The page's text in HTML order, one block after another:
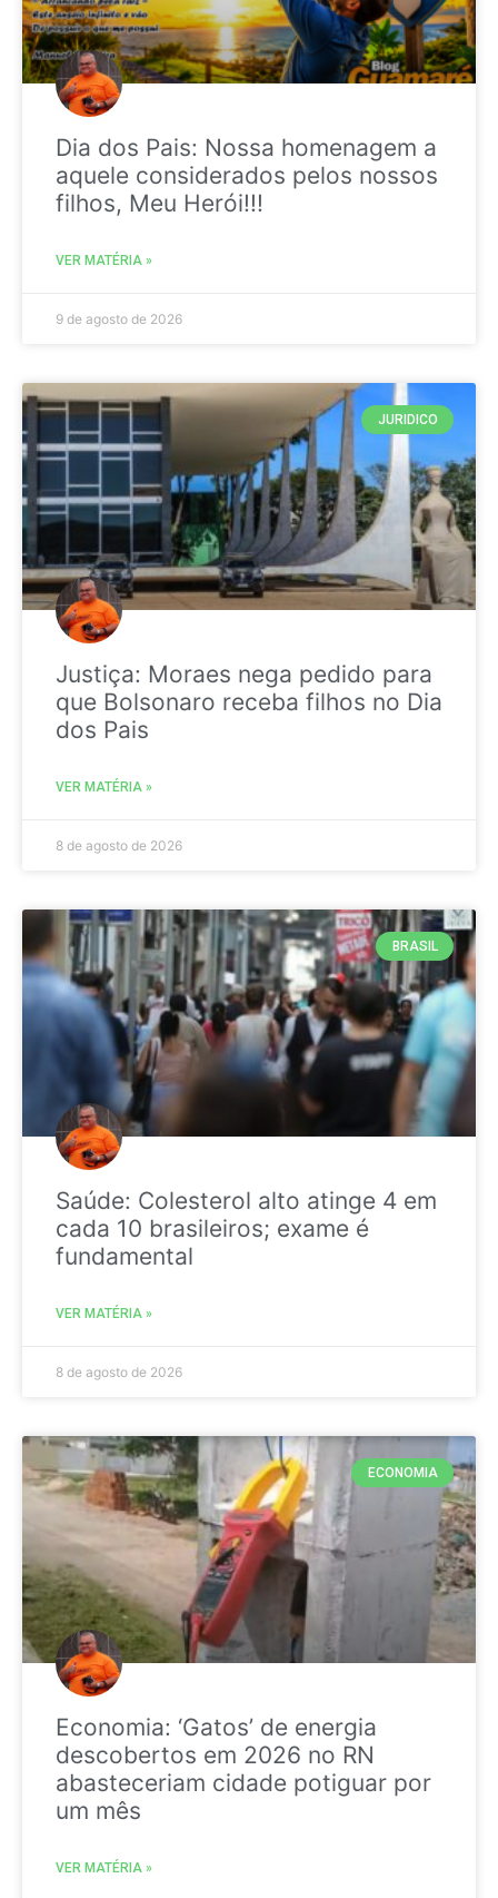
Dia dos Pais: Nossa homenagem a
aquele considerados pelos nossos
filhos, Meu Herói!!!
VER MATÉRIA »
9 de agosto de 2026
JURIDICO
Justiça: Moraes nega pedido para
que Bolsonaro receba filhos no Dia
dos Pais
VER MATÉRIA »
8 de agosto de 2026
BRASIL
Saúde: Colesterol alto atinge 4 em
cada 10 brasileiros; exame é
fundamental
VER MATÉRIA »
8 de agosto de 2026
ECONOMIA
Economia: ‘Gatos’ de energia
descobertos em 2026 no RN
abasteceriam cidade potiguar por
um mês
VER MATÉRIA »